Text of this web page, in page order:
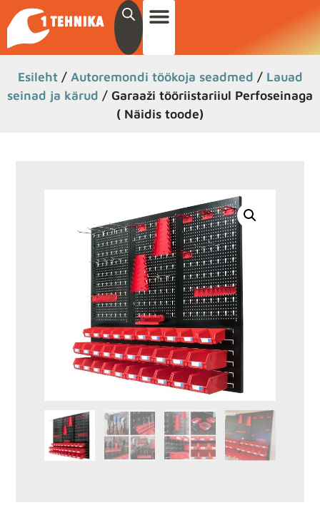
Esileht/ Autoremondi töökoja seadmed / Lauad
seinad ja kärud / Garaaži tööriistariiul Perfoseinaga
( Näidis toode)